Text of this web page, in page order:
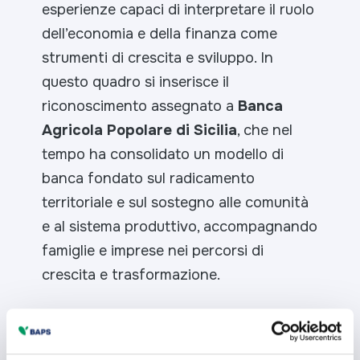
esperienze capaci di interpretare il ruolo
dell’economia e della finanza come
strumenti di crescita e sviluppo. In
questo quadro si inserisce il
riconoscimento assegnato a Banca
Agricola Popolare di Sicilia, che nel
tempo ha consolidato un modello di
banca fondato sul radicamento
territoriale e sul sostegno alle comunità
e al sistema produttivo, accompagnando
famiglie e imprese nei percorsi di
crescita e trasformazione.
Con oltre 28.000 Soci e Azionisti, più di
800 dipendenti e una rete di 105 filiali,